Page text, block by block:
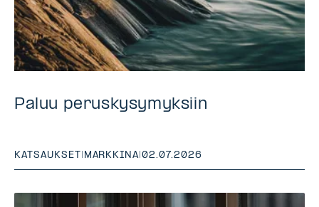
Paluu peruskysymyksiin
KATSAUKSET | MARKKINA|02.07.2026